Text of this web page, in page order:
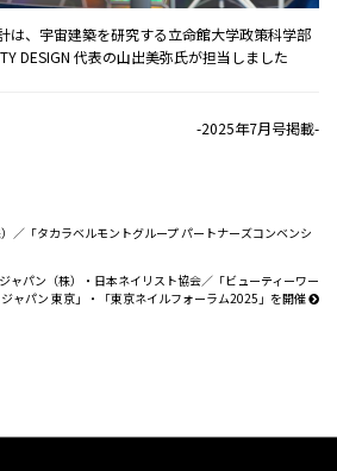
は、宇宙建築を研究する立命館大学政策科学部
DESIGN 代表の山出美弥氏が担当しました
-2025年7月号掲載-
／「タカラベルモントグループ パートナーズコンベンシ
ャパン（株）・日本ネイリスト協会／「ビューティーワー
ジャパン 東京」・「東京ネイルフォーラム2025」を開催